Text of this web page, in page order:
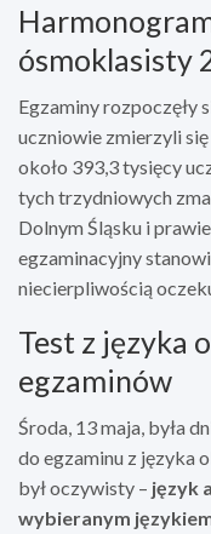
ósmoklasisty
Egzaminy rozpoczęły
uczniowie zmierzyli
około 393,3 tysięcy
tych trzydniowych
Dolnym Śląsku i
egzaminacyjny
niecierpliwością
Test z języka
egzaminów
Środa, 13 maja, była
do egzaminu z języka
był oczywisty – język
wybieranym